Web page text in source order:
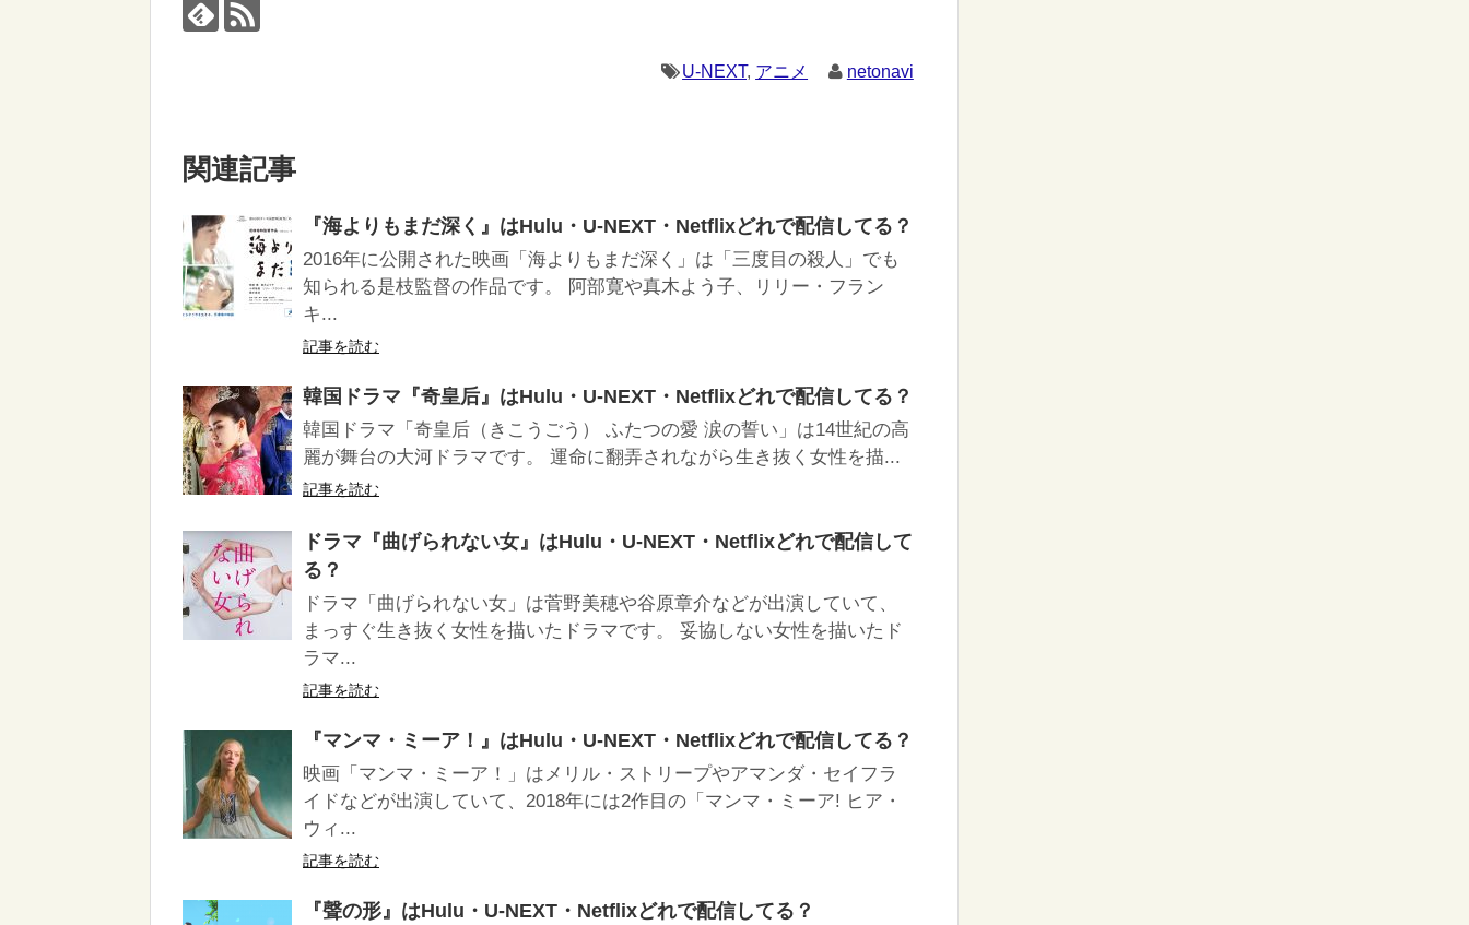
U-NEXT, アニメ netonavi
関連記事
『海よりもまだ深く』はHulu・U-NEXT・Netflixどれで配信してる？
2016年に公開された映画「海よりもまだ深く」は「三度目の殺人」でも
知られる是枝監督の作品です。 阿部寛や真木よう子、リリー・フラン
キ...
記事を読む
韓国ドラマ『奇皇后』はHulu・U-NEXT・Netflixどれで配信してる？
韓国ドラマ「奇皇后（きこうごう） ふたつの愛 涙の誓い」は14世紀の高
麗が舞台の大河ドラマです。 運命に翻弄されながら生き抜く女性を描...
記事を読む
ドラマ『曲げられない女』はHulu・U-NEXT・Netflixどれで配信して
る？
ドラマ「曲げられない女」は菅野美穂や谷原章介などが出演していて、
まっすぐ生き抜く女性を描いたドラマです。 妥協しない女性を描いたド
ラマ...
記事を読む
『マンマ・ミーア！』はHulu・U-NEXT・Netflixどれで配信してる？
映画「マンマ・ミーア！」はメリル・ストリープやアマンダ・セイフラ
イドなどが出演していて、2018年には2作目の「マンマ・ミーア! ヒア・
ウィ...
記事を読む
『聲の形』はHulu・U-NEXT・Netflixどれで配信してる？